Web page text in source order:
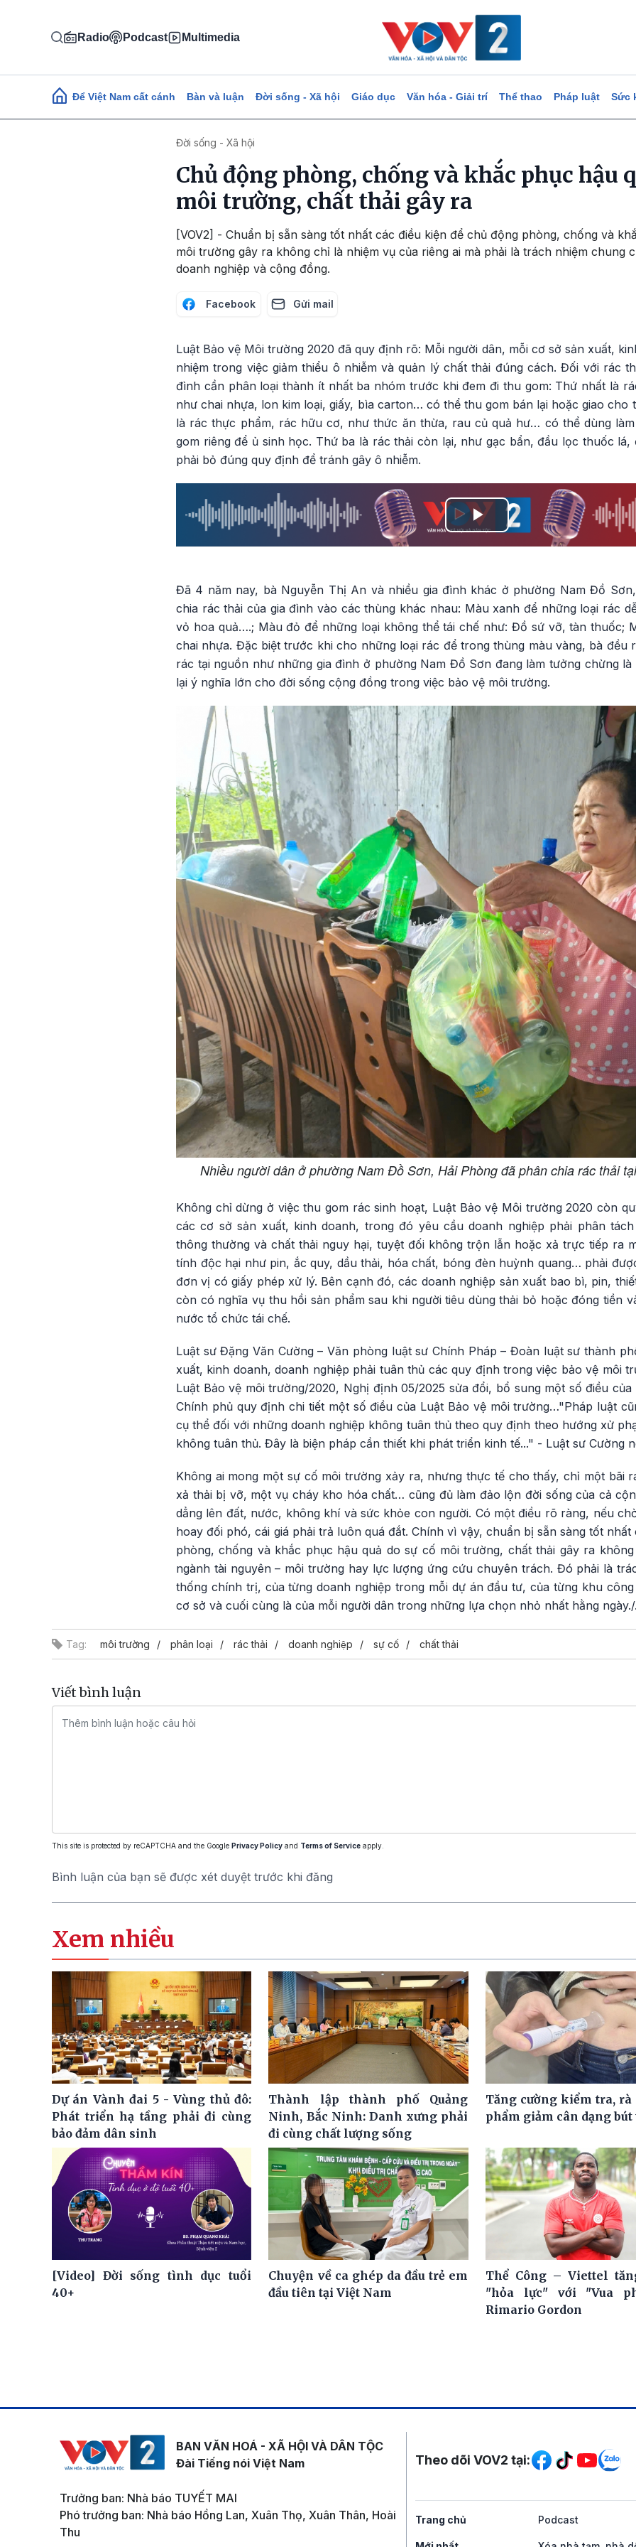
Radio Podcast Multimedia
Main navigation
Để Việt Nam cất cánh Bàn và luận Đời sống - Xã hội Giáo dục Văn hóa - Giải trí Thể thao Pháp luật Sức
Đời sống - Xã hội
Chủ động phòng, chống và khắc phục hậu
môi trường, chất thải gây ra
[VOV2] - Chuẩn bị sẵn sàng tốt nhất các điều kiện để chủ động phòng, chống và
môi trường gây ra không chỉ là nhiệm vụ của riêng ai mà phải là trách nhiệm chung
doanh nghiệp và cộng đồng.
Facebook Gửi mail
Luật Bảo vệ Môi trường 2020 đã quy định rõ: Mỗi người dân, mỗi cơ sở sản xuất,
nhiệm trong việc giảm thiểu ô nhiễm và quản lý chất thải đúng cách. Đối với rác
đình cần phân loại thành ít nhất ba nhóm trước khi đem đi thu gom: Thứ nhất là
như chai nhựa, lon kim loại, giấy, bìa carton… có thể thu gom bán lại hoặc giao cho
là rác thực phẩm, rác hữu cơ, như thức ăn thừa, rau củ quả hư… có thể dùng
gom riêng để ủ sinh học. Thứ ba là rác thải còn lại, như gạc bẩn, đầu lọc thuốc
phải bỏ đúng quy định để tránh gây ô nhiễm.
Play
Đã 4 năm nay, bà Nguyễn Thị An và nhiều gia đình khác ở phường Nam Đồ
chia rác thải của gia đình vào các thùng khác nhau: Màu xanh để những loại rác
vỏ hoa quả….; Màu đỏ để những loại không thể tái chế như: Đồ sứ vỡ, tàn thuốc;
chai nhựa. Đặc biệt trước khi cho những loại rác để trong thùng màu vàng, bà đều
rác tại nguồn như những gia đình ở phường Nam Đồ Sơn đang làm tưởng chừng
lại ý nghĩa lớn cho đời sống cộng đồng trong việc bảo vệ môi trường.
Nhiều người dân ở phường Nam Đồ Sơn, Hải Phòng đã phân chia rác thải
Không chỉ dừng ở việc thu gom rác sinh hoạt, Luật Bảo vệ Môi trường 2020 còn
các cơ sở sản xuất, kinh doanh, trong đó yêu cầu doanh nghiệp phải phân
thông thường và chất thải nguy hại, tuyệt đối không trộn lẫn hoặc xả trực tiếp ra
tính độc hại như pin, ắc quy, dầu thải, hóa chất, bóng đèn huỳnh quang… phải
đơn vị có giấy phép xử lý. Bên cạnh đó, các doanh nghiệp sản xuất bao bì, pin,
còn có nghĩa vụ thu hồi sản phẩm sau khi người tiêu dùng thải bỏ hoặc đóng tiền
nước tổ chức tái chế.
Luật sư Đặng Văn Cường – Văn phòng luật sư Chính Pháp – Đoàn luật sư thành
xuất, kinh doanh, doanh nghiệp phải tuân thủ các quy định trong việc bảo vệ môi
Luật Bảo vệ môi trường/2020, Nghị định 05/2025 sửa đổi, bổ sung một số điều
Chính phủ quy định chi tiết một số điều của Luật Bảo vệ môi trường…"Pháp luật
cụ thể đối với những doanh nghiệp không tuân thủ theo quy định theo hướng xử
không tuân thủ. Đây là biện pháp cần thiết khi phát triển kinh tế..." - Luật sư Cường
Không ai mong một sự cố môi trường xảy ra, nhưng thực tế cho thấy, chỉ một bãi
xả thải bị vỡ, một vụ cháy kho hóa chất… cũng đủ làm đảo lộn đời sống của cả
dẳng lên đất, nước, không khí và sức khỏe con người. Có một điều rõ ràng, nếu
hoay đối phó, cái giá phải trả luôn quá đắt. Chính vì vậy, chuẩn bị sẵn sàng tốt
phòng, chống và khắc phục hậu quả do sự cố môi trường, chất thải gây ra
ngành tài nguyên – môi trường hay lực lượng ứng cứu chuyên trách. Đó phải là
thống chính trị, của từng doanh nghiệp trong mỗi dự án đầu tư, của từng khu
cơ sở và cuối cùng là của mỗi người dân trong những lựa chọn nhỏ nhất hằng ngày./.
Tag: môi trường phân loại rác thải doanh nghiệp sự cố chất thải
Viết bình luận
This site is protected by reCAPTCHA and the Google Privacy Policy and Terms of Service apply.
Bình luận của bạn sẽ được xét duyệt trước khi đăng
Xem nhiều
Dự án Vành đai 5 - Vùng thủ đô:
Phát triển hạ tầng phải đi cùng
bảo đảm dân sinh
Thành lập thành phố Quảng
Ninh, Bắc Ninh: Danh xưng phải
đi cùng chất lượng sống
Tăng cường kiểm tra, rà
phẩm giảm cân dạng
[Video] Đời sống tình dục tuổi
40+
Chuyện về ca ghép da đầu trẻ em
đầu tiên tại Việt Nam
Thể Công – Viettel
"hỏa lực" với "Vua
Rimario Gordon
BAN VĂN HOÁ - XÃ HỘI VÀ DÂN TỘC
Đài Tiếng nói Việt Nam
Trưởng ban: Nhà báo TUYẾT MAI
Phó trưởng ban: Nhà báo Hồng Lan, Xuân Thọ, Xuân Thân, Hoài
Thu
Mạng xã hội
Theo dõi VOV2 tại:
Trang chủ Podcast